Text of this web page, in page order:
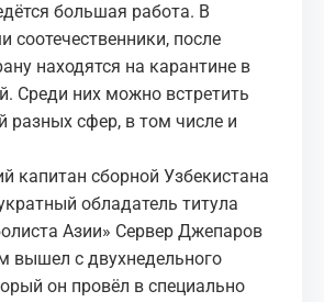
большая работа. В
соотечественники, после
находятся на карантине в
Среди них можно встретить
разных сфер, в том числе и
капитан сборной Узбекистана
обладатель титула
Азии» Сервер Джепаров
вышел с двухнедельного
он провёл в специально